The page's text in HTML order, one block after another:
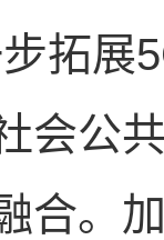
展
会公
合。